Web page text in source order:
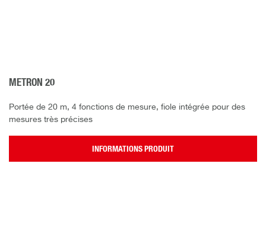
METRON 20
Portée de 20 m, 4 fonctions de mesure, fiole intégrée pour des
mesures très précises
INFORMATIONS PRODUIT